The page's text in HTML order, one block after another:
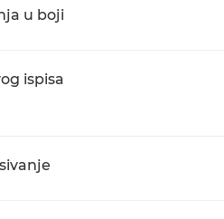
u boji
ispisa